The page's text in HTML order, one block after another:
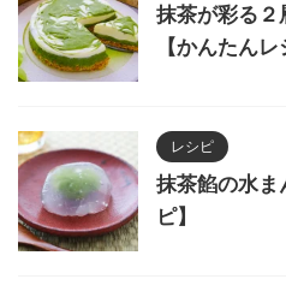
抹茶が彩る２
【かんたんレ
レシピ
抹茶餡の水ま
ピ】